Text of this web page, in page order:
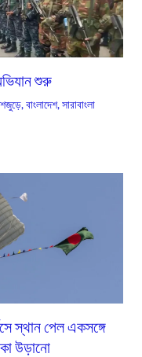
শুরু
,বাংলাদেশ,সারাবাংলা
স্থান পেল একসঙ্গে
উড়ানো